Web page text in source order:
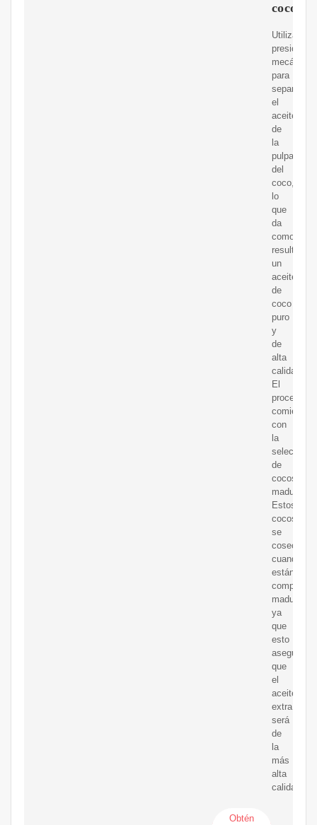
coco
Utiliza
presión
mecánica
para
separar
el
aceite
de
la
pulpa
del
coco,
lo
que
da
como
resultado
un
aceite
de
coco
puro
y
de
alta
calidad.
El
proceso
comienza
con
la
selección
de
cocos
maduros.
Estos
cocos
se
cosechan
cuando
están
maduros,
ya
que
esto
asegura
que
el
aceite
extraído
será
de
la
más
alta
calidad.
Obtén